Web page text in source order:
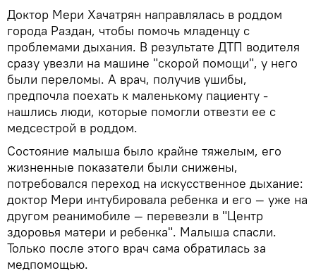
Доктор Мери Хачатрян направлялась в роддом
города Раздан, чтобы помочь младенцу с
проблемами дыхания. В результате ДТП водителя
сразу увезли на машине "скорой помощи", у него
были переломы. А врач, получив ушибы,
предпочла поехать к маленькому пациенту -
нашлись люди, которые помогли отвезти ее с
медсестрой в роддом.
Состояние малыша было крайне тяжелым, его
жизненные показатели были снижены,
потребовался переход на искусственное дыхание:
доктор Мери интубировала ребенка и его — уже на
другом реанимобиле — перевезли в "Центр
здоровья матери и ребенка". Малыша спасли.
Только после этого врач сама обратилась за
медпомощью.